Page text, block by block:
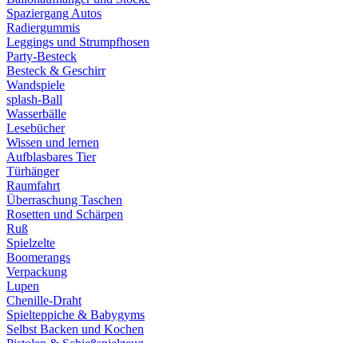
Spaziergang Autos
Radiergummis
Leggings und Strumpfhosen
Party-Besteck
Besteck & Geschirr
Wandspiele
splash-Ball
Wasserbälle
Lesebücher
Wissen und lernen
Aufblasbares Tier
Türhänger
Raumfahrt
Überraschung Taschen
Rosetten und Schärpen
Ruß
Spielzelte
Boomerangs
Verpackung
Lupen
Chenille-Draht
Spielteppiche & Babygyms
Selbst Backen und Kochen